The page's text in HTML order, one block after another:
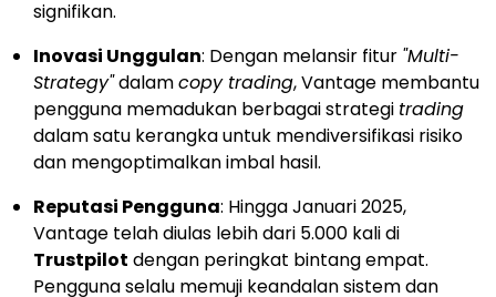
signifikan.
Inovasi Unggulan: Dengan melansir fitur "Multi-
Strategy"dalamcopy trading, Vantage membantu
pengguna memadukan berbagai strategi trading
dalam satu kerangka untuk mendiversifikasi risiko
dan mengoptimalkan imbal hasil.
Reputasi Pengguna: Hingga Januari 2025,
Vantage telah diulas lebih dari 5.000 kali di
Trustpilot dengan peringkat bintang empat.
Pengguna selalu memuji keandalan sistem dan